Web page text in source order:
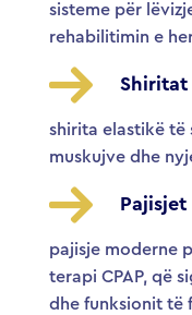
sisteme për
rehabilitimin e
Shiritat
shirita elastikë të
muskujve dhe
pajisje moderne
terapi CPAP, që
dhe funksionit të